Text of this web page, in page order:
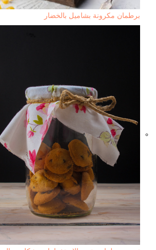
برطمان مكرونة بشاميل بالخضار